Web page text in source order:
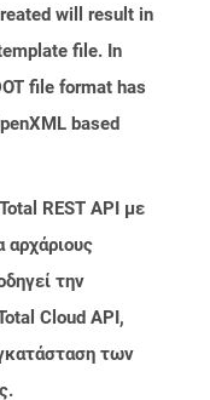
will result in
file. In
file format has
based
REST API με
αρχάριους
την
Cloud API,
των